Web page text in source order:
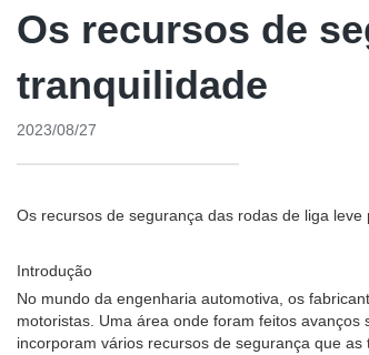
Os recursos de
tranquilidade
2023/08/27
Os recursos de segurança das rodas de liga
Introdução
No mundo da engenharia automotiva, os
motoristas. Uma área onde foram feitos
incorporam vários recursos de segurança que